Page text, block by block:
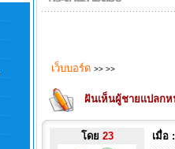
เว็บบอร์ด >> >>
ฝันเห็นผู้ชายแปลก
โดย 23 เมื่อ :